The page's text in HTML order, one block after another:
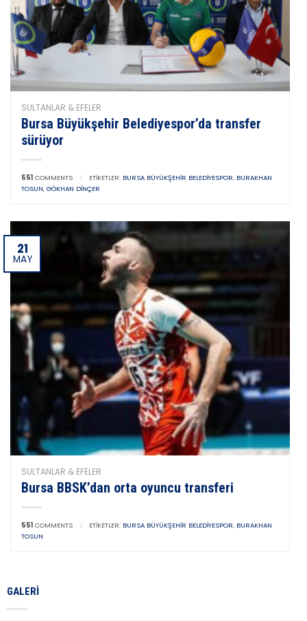
SULTANLAR & EFELER
Bursa Büyükşehir Belediyespor’da transfer
sürüyor
551 COMMENTS | ETIKETLER: BURSA BÜYÜKŞEHIR BELEDIYESPOR, BURAKHAN
TOSUN, GÖKHAN DINÇER
21
MAY
SULTANLAR & EFELER
Bursa BBSK’dan orta oyuncu transferi
551 COMMENTS | ETIKETLER: BURSA BÜYÜKŞEHIR BELEDIYESPOR, BURAKHAN
TOSUN
GALERI